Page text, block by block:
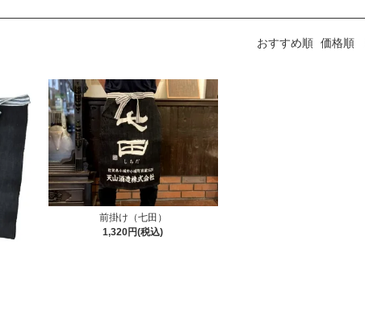
おすすめ順 価格順
前掛け（七田）
1,320円(税込)